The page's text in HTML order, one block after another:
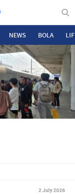
NEWS BOLA
2 July 2026